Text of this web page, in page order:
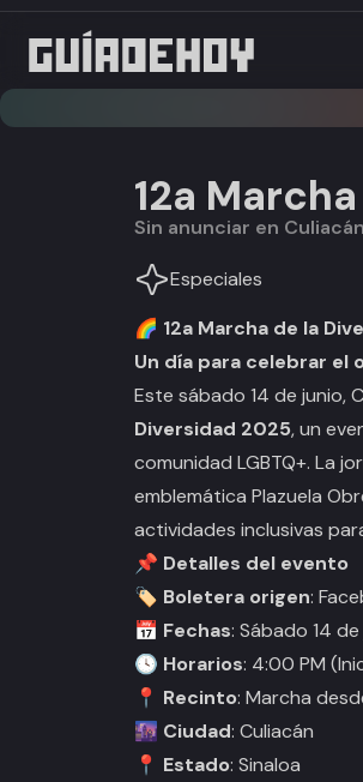
12a
Sin anunciar en
Especiales
🌈 12a Marcha de la
Un día para celebrar el
Este sábado 14 de junio,
Diversidad 2025, un
comunidad LGBTQ+. La
emblemática Plazuela
actividades inclusivas
📌 Detalles del evento
🏷️ Boletera origen:
📅 Fechas: Sábado 14
🕓 Horarios: 4:00 PM
📍 Recinto: Marcha
🌆 Ciudad: Culiacán
📍 Estado: Sinaloa